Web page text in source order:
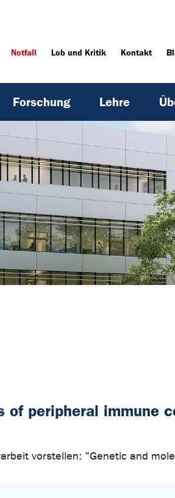
Notfall Lob und Kritik Kontakt
Forschung Lehre
peripheral immune
vorstellen: "Genetic and